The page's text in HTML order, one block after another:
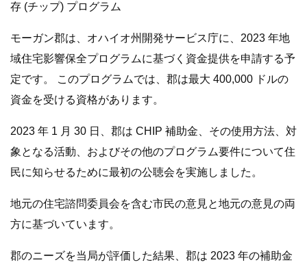
存 (チップ) プログラム
モーガン郡は、オハイオ州開発サービス庁に、2023 年地
域住宅影響保全プログラムに基づく資金提供を申請する予
定です。 このプログラムでは、郡は最大 400,000 ドルの
資金を受ける資格があります。
2023 年 1 月 30 日、郡は CHIP 補助金、その使用方法、対
象となる活動、およびその他のプログラム要件について住
民に知らせるために最初の公聴会を実施しました。
地元の住宅諮問委員会を含む市民の意見と地元の意見の両
方に基づいています。
郡のニーズを当局が評価した結果、郡は 2023 年の補助金